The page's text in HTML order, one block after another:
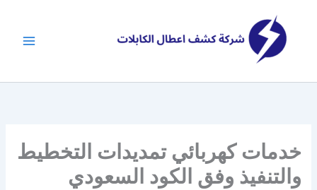
المحتوى
خدمات كهربائي تمديدات التخطيط
والتنفيذ وفق الكود السعودي